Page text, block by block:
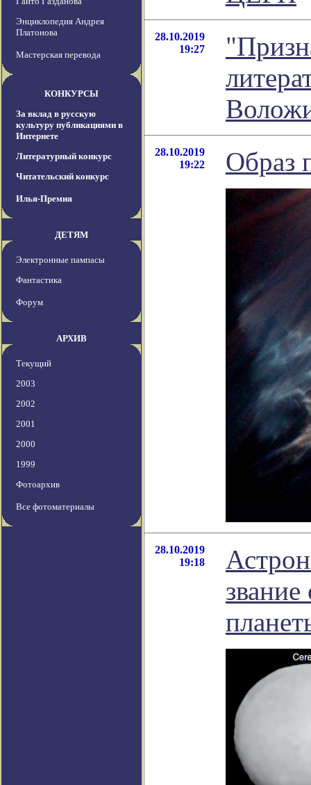
Энциклопедия Андрея
Платонова
Мастерская перевода
КОНКУРСЫ
За вклад в русскую
культуру публикациями в
Интернете
Литературный конкурс
Читательский конкурс
Илья-Премия
ДЕТЯМ
Электронные пампасы
Фантастика
Форум
АРХИВ
Текущий
2003
2002
2001
2000
1999
Фотоархив
Все фотоматериалы
28.10.2019
19:27
28.10.2019
19:22
Образ
28.10.2019
19:18